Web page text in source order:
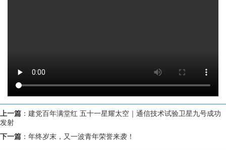
上一篇 ： 建党百年满堂红 五十一星耀太空｜通信技术试验卫星九号成功
发射
下一篇 ： 年终岁末，又一波青年荣誉来袭！